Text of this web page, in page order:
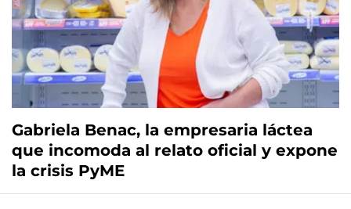
Gabriela Benac, la empresaria láctea
que incomoda al relato oficial y expone
la crisis PyME